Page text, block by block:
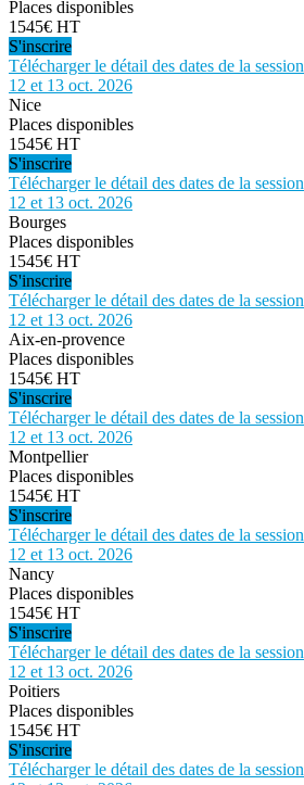
Places disponibles
1545€ HT
S'inscrire
Télécharger le détail des dates de la session
12 et 13 oct. 2026
Nice
Places disponibles
1545€ HT
S'inscrire
Télécharger le détail des dates de la session
12 et 13 oct. 2026
Bourges
Places disponibles
1545€ HT
S'inscrire
Télécharger le détail des dates de la session
12 et 13 oct. 2026
Aix-en-provence
Places disponibles
1545€ HT
S'inscrire
Télécharger le détail des dates de la session
12 et 13 oct. 2026
Montpellier
Places disponibles
1545€ HT
S'inscrire
Télécharger le détail des dates de la session
12 et 13 oct. 2026
Nancy
Places disponibles
1545€ HT
S'inscrire
Télécharger le détail des dates de la session
12 et 13 oct. 2026
Poitiers
Places disponibles
1545€ HT
S'inscrire
Télécharger le détail des dates de la session